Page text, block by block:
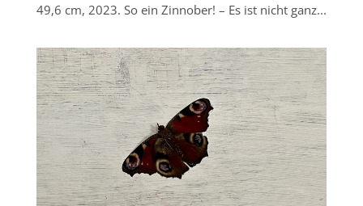
49,6 cm, 2023. So ein Zinnober! – Es ist nicht ganz...